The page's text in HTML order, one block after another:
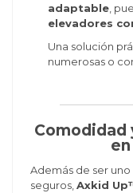
adaptable,
elevadores
Una solución
numerosas o
Comodidad
Además de ser
seguros,Axkid